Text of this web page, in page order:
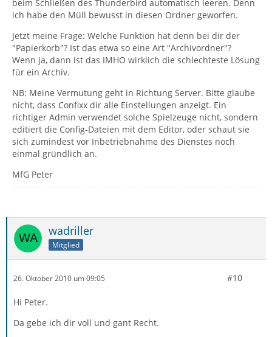
beim Schließen des Thunderbird automatisch leeren. Denn
ich habe den Müll bewusst in diesen Ordner geworfen.
Jetzt meine Frage: Welche Funktion hat denn bei dir der
"Papierkorb"? Ist das etwa so eine Art "Archivordner"?
Wenn ja, dann ist das IMHO wirklich die schlechteste Lösung
für ein Archiv.
NB: Meine Vermutung geht in Richtung Server. Bitte glaube
nicht, dass Confixx dir alle Einstellungen anzeigt. Ein
richtiger Admin verwendet solche Spielzeuge nicht, sondern
editiert die Config-Dateien mit dem Editor, oder schaut sie
sich zumindest vor Inbetriebnahme des Dienstes noch
einmal gründlich an.
MfG Peter
wadriller
Mitglied
26. Oktober 2010 um 09:05 #10
Hi Peter.
Da gebe ich dir voll und gant Recht.